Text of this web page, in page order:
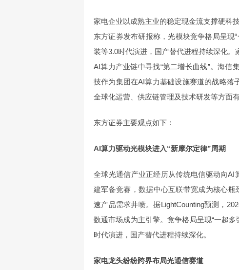
家电企业以成熟主业的稳定现金流支撑硬科
东方证券发布研报称，光模块竞争格局呈现
装等3.0时代演进，国产替代进程持续深化
AI算力产业链中寻找“第二增长曲线”。海信
技作为集团在AI算力基础设施赛道的战略落
全球化运营、供应链管理及技术研发等方面
东方证券主要观点如下：
AI算力驱动光模块进入“新摩尔定律”周期
全球光通信产业正经历从传统电信驱动向AI
建军备竞赛，数据中心互联带宽成为核心
速产品需求井喷。据LightCounting预测，
数通市场成为主引擎。竞争格局呈现“一超
时代演进，国产替代进程持续深化。
家电龙头纷纷跨界布局光通信赛道